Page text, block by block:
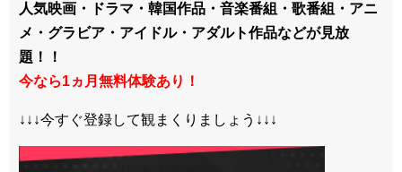
人気映画・ドラマ・韓国作品・音楽番組・歌番組・アニ
メ・グラビア・アイドル・アダルト作品などが見放
題！！
今なら1ヵ月無料体験あり！
↓↓↓今すぐ登録して観まくりましょう↓↓↓